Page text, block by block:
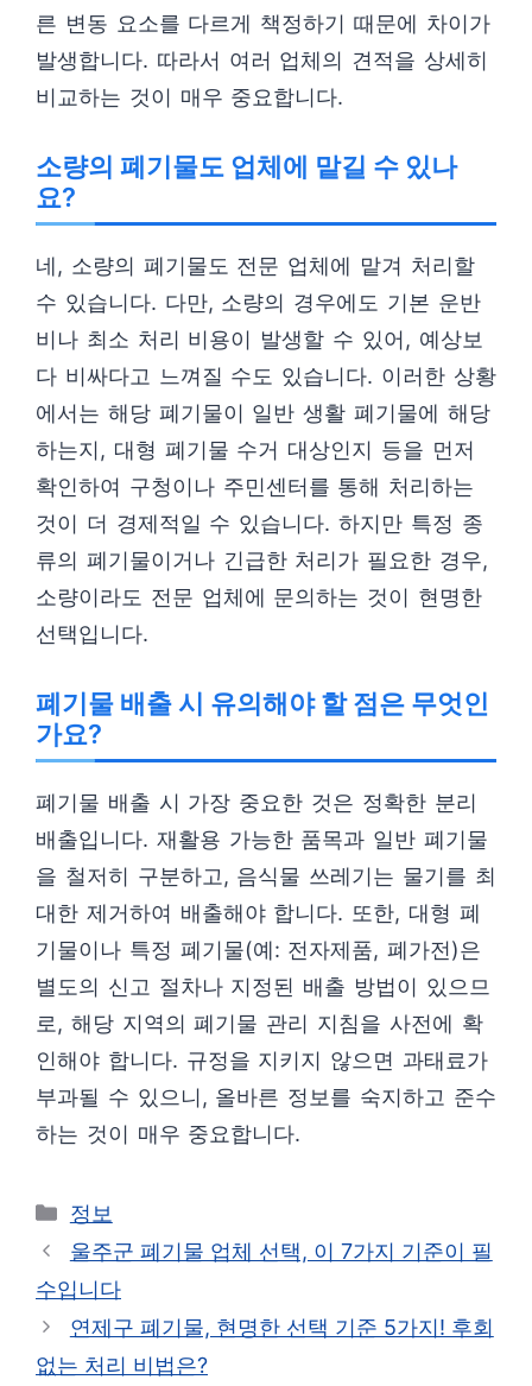
른 변동 요소를 다르게 책정하기 때문에 차이가
발생합니다. 따라서 여러 업체의 견적을 상세히
비교하는 것이 매우 중요합니다.
소량의 폐기물도 업체에 맡길 수 있나
요?
네, 소량의 폐기물도 전문 업체에 맡겨 처리할
수 있습니다. 다만, 소량의 경우에도 기본 운반
비나 최소 처리 비용이 발생할 수 있어, 예상보
다 비싸다고 느껴질 수도 있습니다. 이러한 상황
에서는 해당 폐기물이 일반 생활 폐기물에 해당
하는지, 대형 폐기물 수거 대상인지 등을 먼저
확인하여 구청이나 주민센터를 통해 처리하는
것이 더 경제적일 수 있습니다. 하지만 특정 종
류의 폐기물이거나 긴급한 처리가 필요한 경우,
소량이라도 전문 업체에 문의하는 것이 현명한
선택입니다.
폐기물 배출 시 유의해야 할 점은 무엇인
가요?
폐기물 배출 시 가장 중요한 것은 정확한 분리
배출입니다. 재활용 가능한 품목과 일반 폐기물
을 철저히 구분하고, 음식물 쓰레기는 물기를 최
대한 제거하여 배출해야 합니다. 또한, 대형 폐
기물이나 특정 폐기물(예: 전자제품, 폐가전)은
별도의 신고 절차나 지정된 배출 방법이 있으므
로, 해당 지역의 폐기물 관리 지침을 사전에 확
인해야 합니다. 규정을 지키지 않으면 과태료가
부과될 수 있으니, 올바른 정보를 숙지하고 준수
하는 것이 매우 중요합니다.
카
테
리
정보
울주군 폐기물 업체 선택, 이 7가지 기준이 필
수입니다
연제구 폐기물, 현명한 선택 기준 5가지! 후회
없는 처리 비법은?